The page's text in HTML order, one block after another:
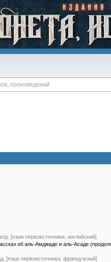
[язык первоисточника: английский]
об аль-Амджаде и аль-Асаде
[язык первоисточника: французский]